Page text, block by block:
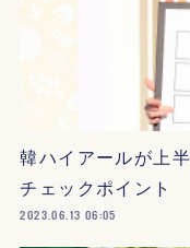
韓ハイアールが上
チェックポイント
2023.06.13 06:05